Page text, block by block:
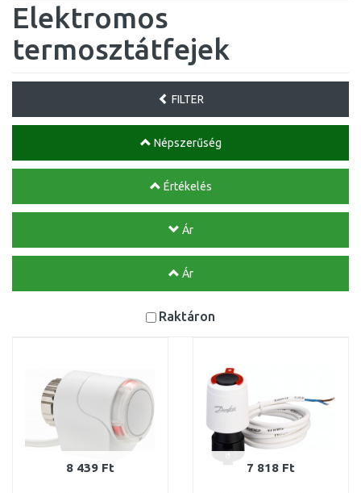
Elektromos
termosztátfejek
FILTER
Népszerűség
Értékelés
Ár
Ár
Raktáron
8 439 Ft 7 818 Ft